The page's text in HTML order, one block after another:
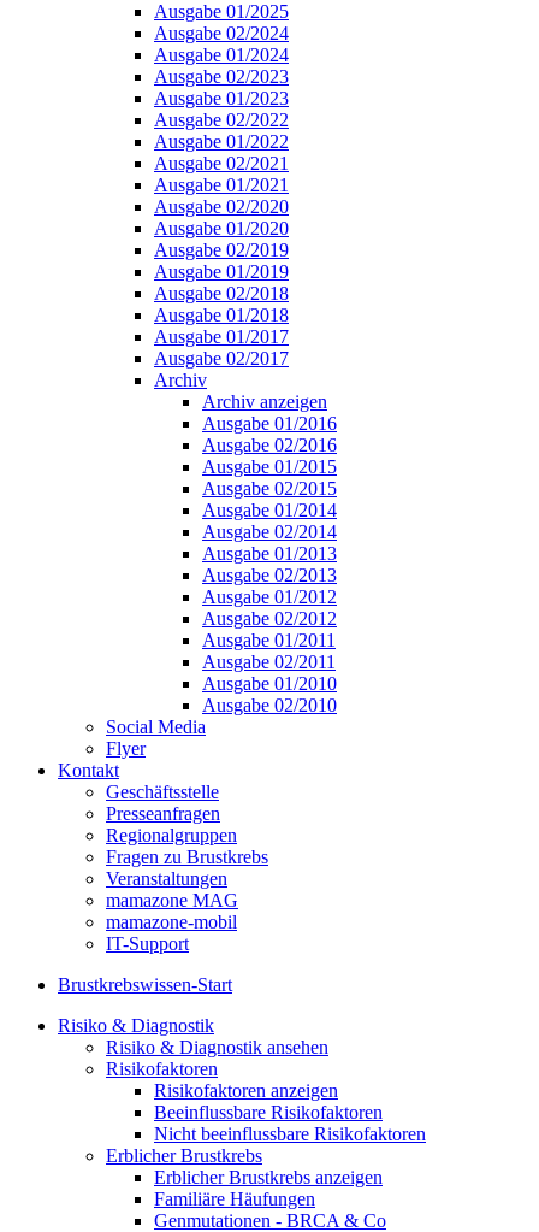
Ausgabe 01/2025
Ausgabe 02/2024
Ausgabe 01/2024
Ausgabe 02/2023
Ausgabe 01/2023
Ausgabe 02/2022
Ausgabe 01/2022
Ausgabe 02/2021
Ausgabe 01/2021
Ausgabe 02/2020
Ausgabe 01/2020
Ausgabe 02/2019
Ausgabe 01/2019
Ausgabe 02/2018
Ausgabe 01/2018
Ausgabe 01/2017
Ausgabe 02/2017
Archiv
Archiv anzeigen
Ausgabe 01/2016
Ausgabe 02/2016
Ausgabe 01/2015
Ausgabe 02/2015
Ausgabe 01/2014
Ausgabe 02/2014
Ausgabe 01/2013
Ausgabe 02/2013
Ausgabe 01/2012
Ausgabe 02/2012
Ausgabe 01/2011
Ausgabe 02/2011
Ausgabe 01/2010
Ausgabe 02/2010
Social Media
Flyer
Kontakt
Geschäftsstelle
Presseanfragen
Regionalgruppen
Fragen zu Brustkrebs
Veranstaltungen
mamazone MAG
mamazone-mobil
IT-Support
Brustkrebswissen-Start
Risiko & Diagnostik
Risiko & Diagnostik ansehen
Risikofaktoren
Risikofaktoren anzeigen
Beeinflussbare Risikofaktoren
Nicht beeinflussbare Risikofaktoren
Erblicher Brustkrebs
Erblicher Brustkrebs anzeigen
Familiäre Häufungen
Genmutationen - BRCA & Co